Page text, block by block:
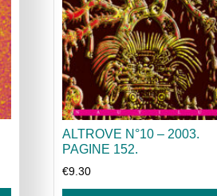
ALTROVE N°10 – 2003.
PAGINE 152.
€9.30